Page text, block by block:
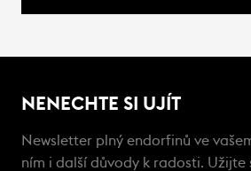
NENECHTE SI UJÍT
Newsletter plný endorfinů ve
ním i další důvody k radosti. Užijte